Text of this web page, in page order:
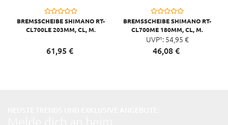
BREMSSCHEIBE SHIMANO RT-
CL700LE 203MM, CL, M.
61,95 €
BREMSSCHEIBE SHIMANO RT-
CL700ME 180MM, CL, M.
VERSCHLUSSRING (EXT.AUFN.)
UVP¹: 54,95 €
46,08 €